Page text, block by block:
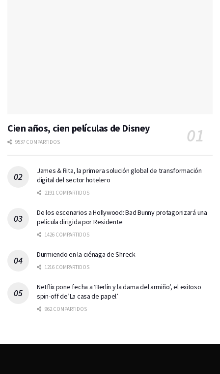
Cien años, cien películas de Disney
9537 COMPARTIDOS
James & Rita, la primera solución global de transformación
digital del sector hotelero
2191 COMPARTIDOS
De los escenarios a Hollywood: Bad Bunny protagonizará una
película dirigida por Residente
1426 COMPARTIDOS
Durmiendo en la ciénaga de Shreck
1216 COMPARTIDOS
Netflix pone fecha a ‘Berlín y la dama del armiño’, el exitoso
spin-off de’La casa de papel’
962 COMPARTIDOS